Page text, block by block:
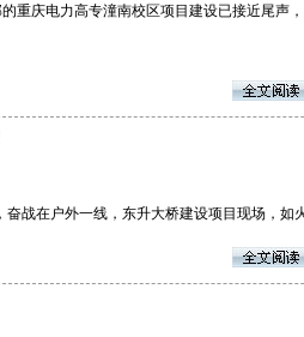
重庆电力高专潼南校区项目建设已接近尾声
战在户外一线，东升大桥建设项目现场，如